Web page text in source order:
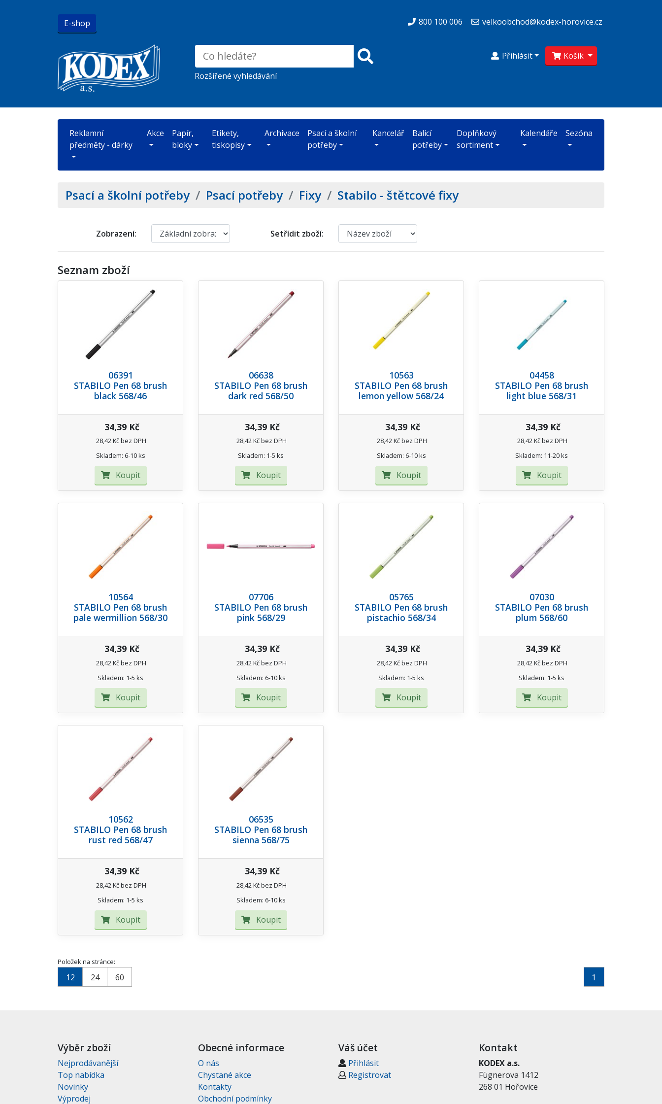
E-shop 800 100 006 velkoobchod@kodex-horovice.cz
Rozšířené vyhledávání
Košík
Přihlásit
Reklamní
předměty - dárky
Akce
Papír,
bloky
Etikety,
tiskopisy
Archivace
Psací a školní
potřeby
Kancelář
Balicí
potřeby
Doplňkový
sortiment
Kalendáře Sezóna
Psací a školní potřeby/ Psací potřeby/ Fixy/ Stabilo - štětcové fixy
Zobrazení: Setřídit zboží:
Seznam zboží
06391
STABILO Pen 68 brush
black 568/46
34,39 Kč
28,42 Kč bez DPH
Skladem: 6-10 ks
Koupit
06638
STABILO Pen 68 brush
dark red 568/50
34,39 Kč
28,42 Kč bez DPH
Skladem: 1-5 ks
Koupit
10563
STABILO Pen 68 brush
lemon yellow 568/24
34,39 Kč
28,42 Kč bez DPH
Skladem: 6-10 ks
Koupit
04458
STABILO Pen 68 brush
light blue 568/31
34,39 Kč
28,42 Kč bez DPH
Skladem: 11-20 ks
Koupit
10564
STABILO Pen 68 brush
pale wermillion 568/30
34,39 Kč
28,42 Kč bez DPH
Skladem: 1-5 ks
Koupit
07706
STABILO Pen 68 brush
pink 568/29
34,39 Kč
28,42 Kč bez DPH
Skladem: 6-10 ks
Koupit
05765
STABILO Pen 68 brush
pistachio 568/34
34,39 Kč
28,42 Kč bez DPH
Skladem: 1-5 ks
Koupit
07030
STABILO Pen 68 brush
plum 568/60
34,39 Kč
28,42 Kč bez DPH
Skladem: 1-5 ks
Koupit
10562
STABILO Pen 68 brush
rust red 568/47
34,39 Kč
28,42 Kč bez DPH
Skladem: 1-5 ks
Koupit
06535
STABILO Pen 68 brush
sienna 568/75
34,39 Kč
28,42 Kč bez DPH
Skladem: 6-10 ks
Koupit
Položek na stránce:
12 24 60 1
Výběr zboží
Nejprodávanější
Top nabídka
Novinky
Výprodej
Obecné informace
O nás
Chystané akce
Kontakty
Obchodní podmínky
Váš účet
Přihlásit
Registrovat
Kontakt
KODEX a.s.
Fügnerova 1412
268 01 Hořovice